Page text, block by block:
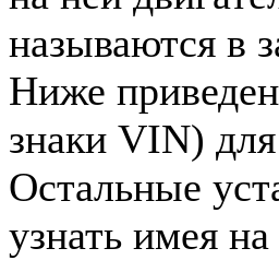
называются в
Ниже
знаки VIN)
Остальные
узнать имея